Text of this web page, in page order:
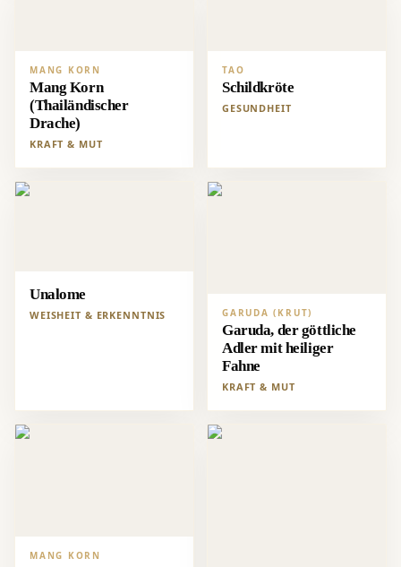
MANG KORN
Mang Korn
(Thailändischer
Drache)
KRAFT & MUT
TAO
Schildkröte
GESUNDHEIT
Unalome
WEISHEIT & ERKENNTNIS GARUDA (KRUT)
Garuda, der göttliche
Adler mit heiliger
Fahne
KRAFT & MUT
MANG KORN